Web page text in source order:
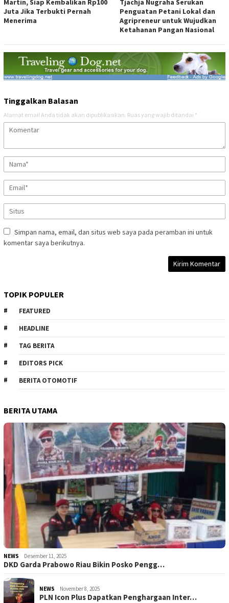
Martin, Siap Kembalikan Rp100
Juta Jika Terbukti Pernah
Menerima
Tjachja Nugraha Serukan
Penguatan Petani Lokal dan
Agripreneur untuk Wujudkan
Ketahanan Pangan Nasional
Tinggalkan Balasan
Alamat email Anda tidak akan dipublikasikan. Ruas yang wajib ditandai *
Simpan nama, email, dan situs web saya pada peramban ini untuk
komentar saya berikutnya.
TOPIK POPULER
FEATURED
HEADLINE
TAG BERITA
EDITORS PICK
BERITA OTOMOTIF
BERITA UTAMA
NEWS Desember 11, 2025
DKD Garda Prabowo Riau Bikin Posko Pengg…
NEWS November 8, 2025
PLN Icon Plus Dapatkan Penghargaan Inter…